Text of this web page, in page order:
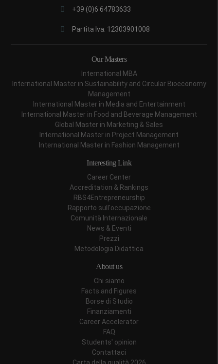
+39 (0)6 64783633
Partita Iva: 12303901008
Our Masters
International MBA
International Master in Sustainability and Circular Bioeconomy
Management
International Master in Media and Entertainment
International Master in Food and Beverage Management
Global Master in Marketing & Sales
International Master in Project Management
International Master in Fashion Management
Interesting Link
Career Center
Accreditation & Rankings
RBS4Entrepreneurship
Rapporto sull'occupazione
Comunità Internazionale
News & Eventi
Prezzi
Metodologia Didattica
About us
Chi siamo
Facts and Figures
Borse di Studio
Finanziamenti
Career Accelerator
FAQ
Students' opinion
Contattaci